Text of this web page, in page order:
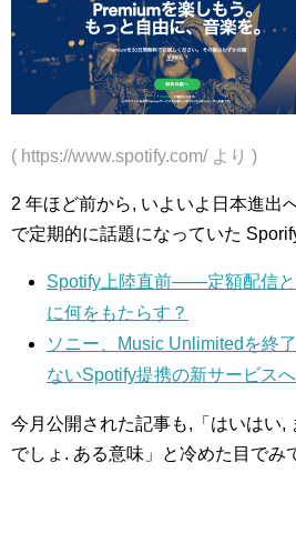
( https://www.spotify.com/ より )
2 年ほど前から, いよいよ日本進出
で定期的に話題になっていた
Spotify上陸直前――定額配信
に何をもたらす？
ソニー、Music Unlimitedを終
ないSpotify提携の新サービス
今月公開された記事も,「はいはい,
でしょ. ある意味」と冷めた目でみ